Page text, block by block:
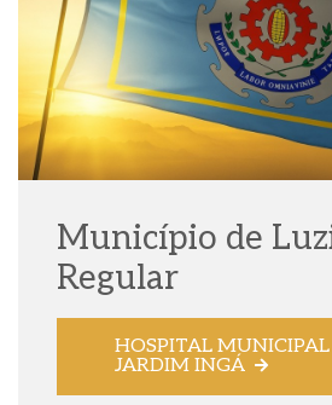
Município de
Regular
HOSPITAL
JARDIM INGÁ